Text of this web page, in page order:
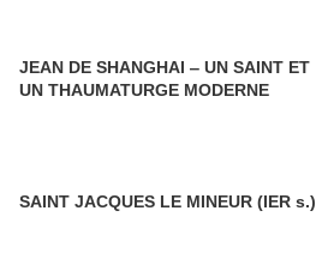
JEAN DE SHANGHAI ‒ UN SAINT ET
UN THAUMATURGE MODERNE
SAINT JACQUES LE MINEUR (IER s.)